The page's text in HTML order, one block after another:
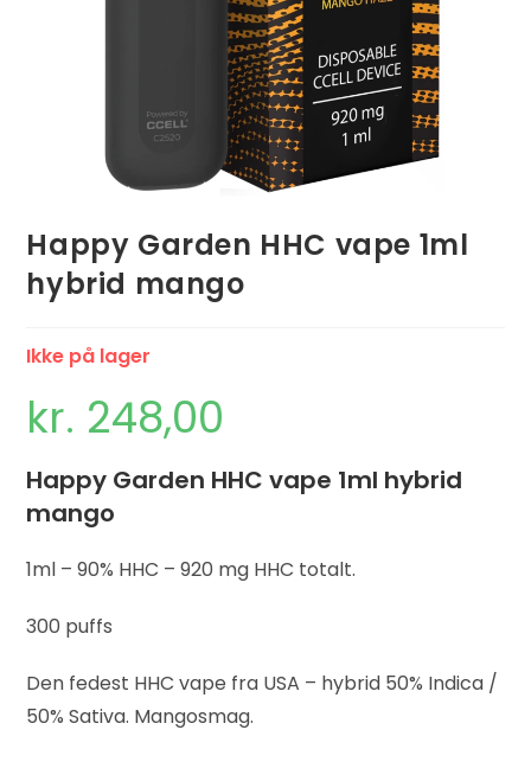
Happy Garden HHC vape 1ml
hybrid mango
Ikke på lager
kr. 248,00
Happy Garden HHC vape 1ml hybrid
mango
1ml – 90% HHC – 920 mg HHC totalt.
300 puffs
Den fedest HHC vape fra USA – hybrid 50% Indica /
50% Sativa. Mangosmag.